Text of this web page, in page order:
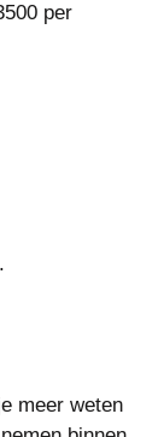
per
meer weten